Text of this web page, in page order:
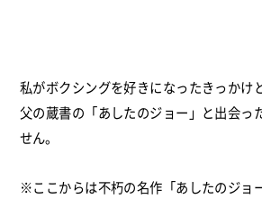
私がボクシングを好きになったきっかけ
父の蔵書の「あしたのジョー」 と出会っ
せん。
※ここからは不朽の名作「あしたのジョー